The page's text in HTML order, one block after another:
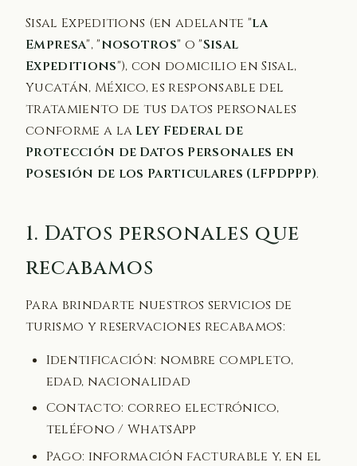
Sisal Expeditions (en adelante "la
Empresa", "nosotros" o "Sisal
Expeditions"), con domicilio en Sisal,
Yucatán, México, es responsable del
tratamiento de tus datos personales
conforme a la Ley Federal de
Protección de Datos Personales en
Posesión de los Particulares (LFPDPPP).
1. Datos personales que
recabamos
Para brindarte nuestros servicios de
turismo y reservaciones recabamos:
Identificación: nombre completo,
edad, nacionalidad
Contacto: correo electrónico,
teléfono / WhatsApp
Pago: información facturable y, en el